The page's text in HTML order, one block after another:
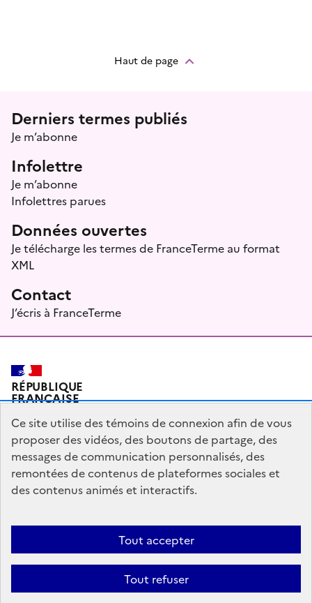
Haut de page
Menu prefooter
Derniers termes publiés
Je m’abonne
Infolettre
Je m’abonne
Infolettres parues
Données ouvertes
Je télécharge les termes de FranceTerme au format
XML
Contact
J’écris à FranceTerme
RÉPUBLIQUE
FRANÇAISE
Plan du site Mentions légales Qui sommes-nous ?
Partagez votre expérience pour améliorer les services
Accessibilité : partiellement conforme
gouvernement.fr
Ce site utilise des témoins de connexion afin de vous
proposer des vidéos, des boutons de partage, des
messages de communication personnalisés, des
remontées de contenus de plateformes sociales et
des contenus animés et interactifs.
Tout accepter
Tout refuser